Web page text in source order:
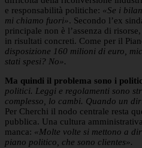
e responsabilità politiche: «Se i
mi chiamo fuori». Secondo l’ex
principale non è l’assenza di
in risultati concreti. Come per il
disposizione 160 milioni di euro,
stati spesi? No».
Ma quindi il problema sono i
politici. Leggi e regolamenti sono
complesso, lo cambi. Quando un
Per Cherchi il nodo centrale resta
pubblica. Una cultura
manca: «Molte volte si mettono a
piano politico, che sono clientes».